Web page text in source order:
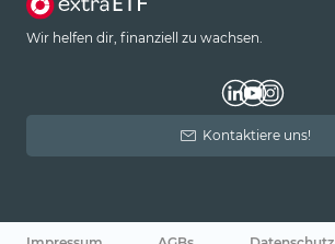
Wir helfen dir, finanziell zu wachsen.
Kontaktiere uns!